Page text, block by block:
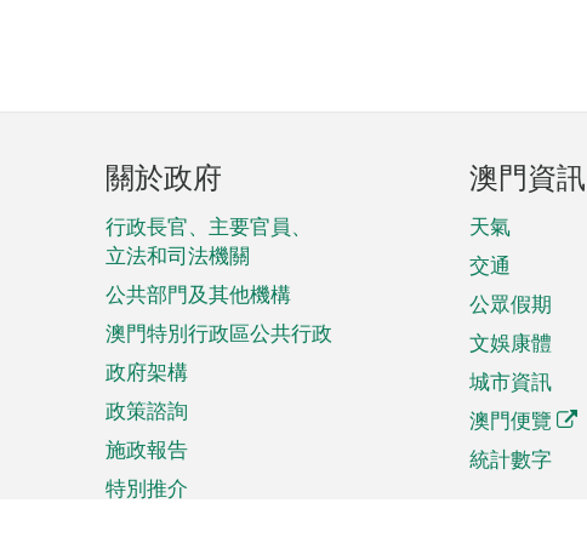
頁
腳
菜
單
關於政府
行政長官、主要官員、
立法和司法機關
公共部門及其他機構
澳門特別行政區公共行政
政府架構
政策諮詢
施政報告
特別推介
澳門資訊
天氣
交通
公眾假期
文娛康體
城市資訊
澳門便覽
統計數字